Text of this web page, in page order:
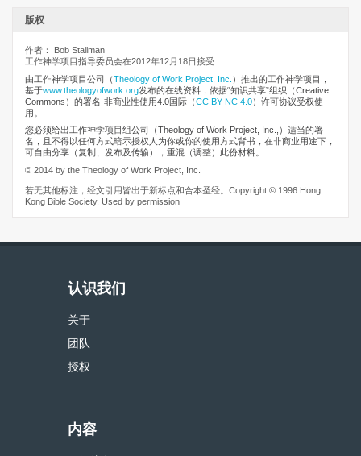
版权
作者： Bob Stallman
工作神学项目指导委员会在2012年12月18日接受.
由工作神学项目公司
（Theology of Work Project, Inc. ）推出的工作神学项目，
基于www.theologyofwork.org发布的在线资料，依据“知识共享”组织（Creative
Commons）的署名-非商业性使用4.0国际（CC BY-NC 4.0）许可协议受权使
用。
您必须给出工作神学项目组公司（Theology of Work Project, Inc.,）适当的署
名，且不得以任何方式暗示授权人为你或你的使用方式背书，在非商业用途下，
可自由分享（复制、发布及传输），重混（调整）此份材料。
© 2014 by the Theology of Work Project, Inc.
若无其他标注，经文引用皆出于新标点和合本圣经。Copyright © 1996 Hong
Kong Bible Society. Used by permission
认识我们
关于
团队
授权
内容